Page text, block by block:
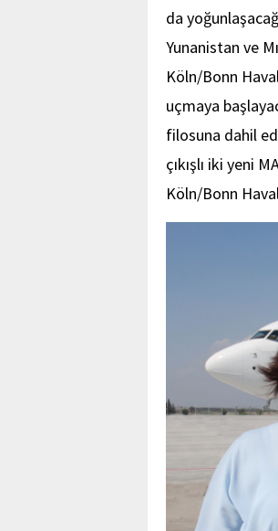
da
Yunanistan ve
Köln/Bonn
uçmaya
filosuna dahil
çıkışlı iki yeni
Köln/Bonn